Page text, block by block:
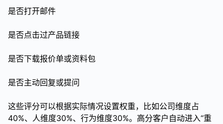
是否打开邮件
是否点击过产品链接
是否下载报价单或资料包
是否主动回复或提问
这些评分可以根据实际情况设置权重，比如公司维度占
40%、人维度30%、行为维度30%。高分客户自动进入“重